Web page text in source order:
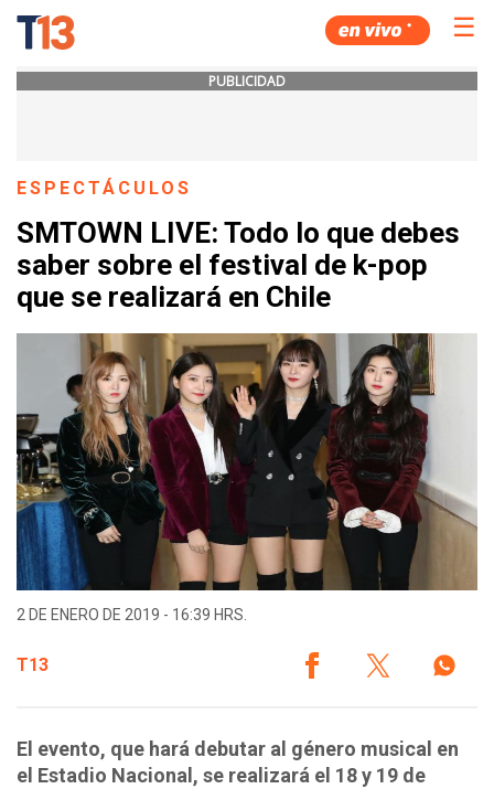
☰
PUBLICIDAD
ESPECTÁCULOS
SMTOWN LIVE: Todo lo que debes
saber sobre el festival de k-pop
que se realizará en Chile
2 DE ENERO DE 2019 - 16:39 HRS.
T13
El evento, que hará debutar al género musical en
el Estadio Nacional, se realizará el 18 y 19 de